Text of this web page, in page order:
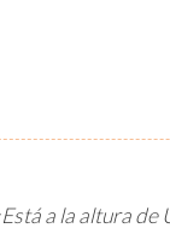
a la altura de